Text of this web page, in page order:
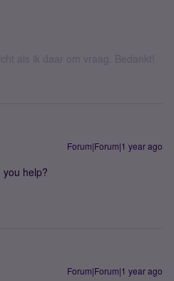
als ik daar om vraag. Bedankt!
Forum|Forum|1 year ago
help?
Forum|Forum|1 year ago